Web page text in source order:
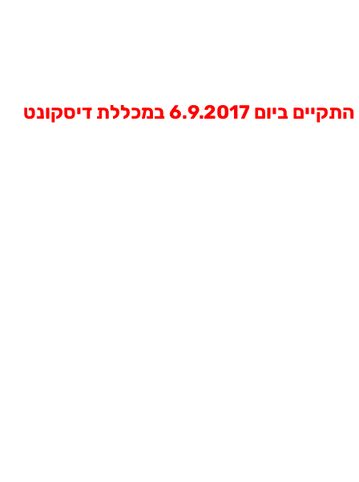
פעילות של ערב זמר מהנה, שכולו אחווה ורעות בין העובדים והגמלאים של בנק דיסקונט, התקיים ביום 6.9.2017 במכללת דיסקונט